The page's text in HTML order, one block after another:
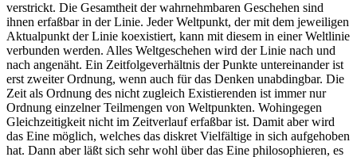
verstrickt. Die Gesamtheit der wahrnehmbaren Geschehen sind
ihnen erfaßbar in der Linie. Jeder Weltpunkt, der mit dem jeweiligen
Aktualpunkt der Linie koexistiert, kann mit diesem in einer Weltlinie
verbunden werden. Alles Weltgeschehen wird der Linie nach und
nach angenäht. Ein Zeitfolgeverhältnis der Punkte untereinander ist
erst zweiter Ordnung, wenn auch für das Denken unabdingbar. Die
Zeit als Ordnung des nicht zugleich Existierenden ist immer nur
Ordnung einzelner Teilmengen von Weltpunkten. Wohingegen
Gleichzeitigkeit nicht im Zeitverlauf erfaßbar ist. Damit aber wird
das Eine möglich, welches das diskret Vielfältige in sich aufgehoben
hat. Dann aber läßt sich sehr wohl über das Eine philosophieren, es